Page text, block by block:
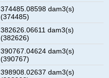
374485.08598 dam3(s)
(374485)
382626.06611 dam3(s)
(382626)
390767.04624 dam3(s)
(390767)
398908.02637 dam3(s)